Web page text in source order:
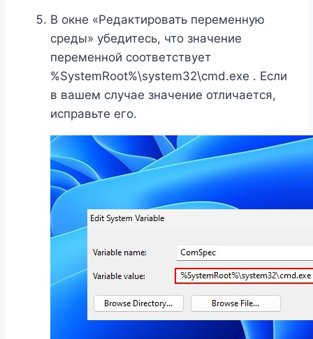
В окне «Редактировать переменную
среды» убедитесь, что значение
переменной соответствует
%SystemRoot%\system32\cmd.exe . Если
в вашем случае значение отличается,
исправьте его.